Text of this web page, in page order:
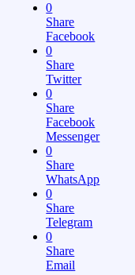
0
Share
Facebook
0
Share
Twitter
0
Share
Facebook
Messenger
0
Share
WhatsApp
0
Share
Telegram
0
Share
Email